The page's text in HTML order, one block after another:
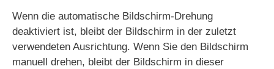
Wenn die automatische Bildschirm-Drehung
deaktiviert ist, bleibt der Bildschirm in der zuletzt
verwendeten Ausrichtung. Wenn Sie den Bildschirm
manuell drehen, bleibt der Bildschirm in dieser